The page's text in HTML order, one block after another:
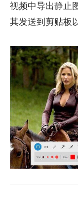
视频中导出静止
其发送到剪贴板